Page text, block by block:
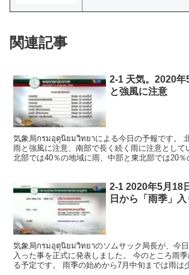
関連記事
2-1 天気。2020
と強風に注意
気象局กรมอุตุนิยมวิทยาによる今日の予報です。
雨と強風に注意、南部で長く続く雨に注意として
北部では40％の地域に雨、中部と東北部では20
2-1 2020年5月18
日から「雨季」入
気象局กรมอุตุนิยมวิทยาのソムサック局長が、今
入った事を正式に発表しました。 今のところ雨
る予定です。 雨季の始めから7月中旬までは雨は